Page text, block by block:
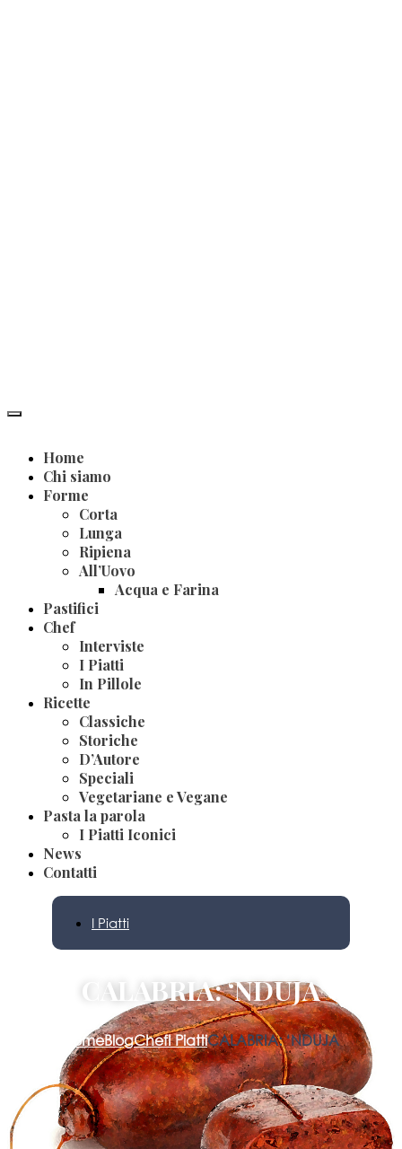
Home
Chi siamo
Forme
Corta
Lunga
Ripiena
All’Uovo
Acqua e Farina
Pastifici
Chef
Interviste
I Piatti
In Pillole
Ricette
Classiche
Storiche
D’Autore
Speciali
Vegetariane e Vegane
Pasta la parola
I Piatti Iconici
News
Contatti
I Piatti
CALABRIA: ‘NDUJA
HomeBlogChefI PiattiCALABRIA: ‘NDUJA